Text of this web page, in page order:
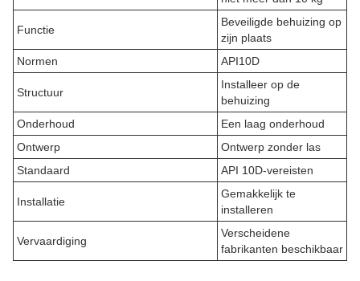
Functie
Beveiligde behuizing op
zijn plaats
Normen
API10D
Structuur
Installeer op de
behuizing
Onderhoud
Een laag onderhoud
Ontwerp
Ontwerp zonder las
Standaard
API 10D-vereisten
Installatie
Gemakkelijk te
installeren
Vervaardiging
Verscheidene
fabrikanten beschikbaar